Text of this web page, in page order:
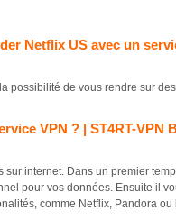
Netflix US avec un
possibilité de vous rendre sur
VPN ? | ST4RT-VPN
internet. Dans un premier
pour vos données. Ensuite il
comme Netflix, Pandora ou